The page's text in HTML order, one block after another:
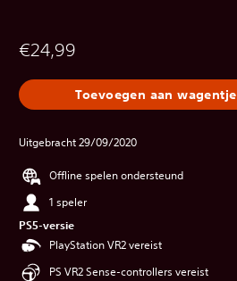
€24,99
Toevoegen aan wagentje
Uitgebracht 29/09/2020
Offline spelen ondersteund
1 speler
PS5-versie
PlayStation VR2 vereist
PS VR2 Sense-controllers vereist